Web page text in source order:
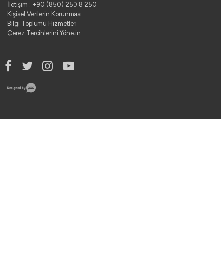
İletişim : +90 (850) 250 8 250
Kişisel Verilerin Korunması
Bilgi Toplumu Hizmetleri
Çerez Tercihlerini Yönetin